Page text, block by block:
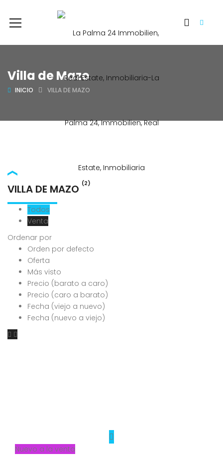
Villa de Mazo
INICIO VILLA DE MAZO
VILLA DE MAZO (2)
Todos
Venta
Ordenar por
Orden por defecto
Oferta
Más visto
Precio (barato a caro)
Precio (caro a barato)
Fecha (viejo a nuevo)
Fecha (nuevo a viejo)
Nuevo a la venta